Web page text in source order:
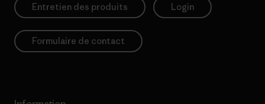
Entretien des produits Login
Formulaire de contact